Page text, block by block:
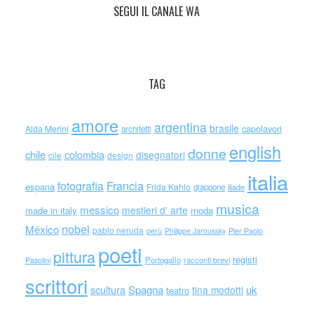
SEGUI IL CANALE WA
TAG
Alda Merini amore architetti argentina brasile capolavori
chile cile colombia design disegnatori donne english
espana fotografia Francia Frida Kahlo giappone iliade italia
made in italy messico mestieri d' arte moda musica
México nobel pablo neruda perù Philippe Jaroussky Pier Paolo
Pasolini pitturapoeti Portogallo racconti brevi registi
scrittori scultura Spagna teatro tina modotti uk